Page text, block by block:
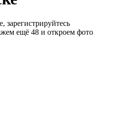
зарегистрируйтесь
ещё 48 и откроем фото